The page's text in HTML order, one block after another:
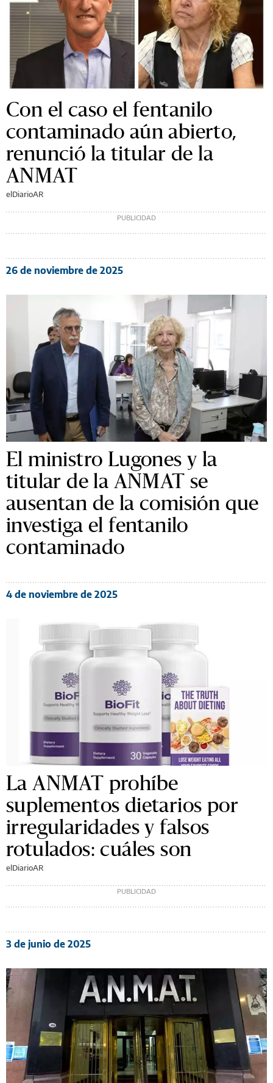
Con el caso el fentanilo
contaminado aún abierto,
renunció la titular de la
ANMAT
elDiarioAR
26 de noviembre de 2025
El ministro Lugones y la
titular de la ANMAT se
ausentan de la comisión que
investiga el fentanilo
contaminado
4 de noviembre de 2025
La ANMAT prohíbe
suplementos dietarios por
irregularidades y falsos
rotulados: cuáles son
elDiarioAR
3 de junio de 2025